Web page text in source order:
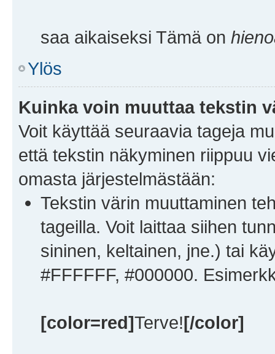
saa aikaiseksi Tämä on
Ylös
Kuinka voin muuttaa tekstin
Voit käyttää seuraavia tageja
että tekstin näkyminen riippuu
omasta järjestelmästään:
Tekstin värin muuttaminen
tageilla. Voit laittaa siihen
sininen, keltainen, jne.) tai
#FFFFFF, #000000.
[color=red]Terve![/color]